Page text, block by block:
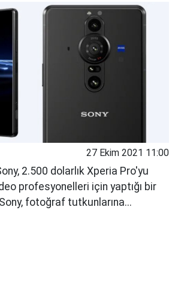
27 Ekim 2021 11:00
2.500 dolarlık Xperia Pro'yu
profesyonelleri için yaptığı bir
fotoğraf tutkunlarına...